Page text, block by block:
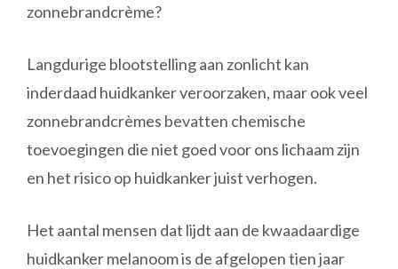
zonnebrandcrème?
Langdurige blootstelling aan zonlicht kan
inderdaad huidkanker veroorzaken, maar ook veel
zonnebrandcrèmes bevatten chemische
toevoegingen die niet goed voor ons lichaam zijn
en het risico op huidkanker juist verhogen.
Het aantal mensen dat lijdt aan de kwaadaardige
huidkanker melanoom is de afgelopen tien jaar